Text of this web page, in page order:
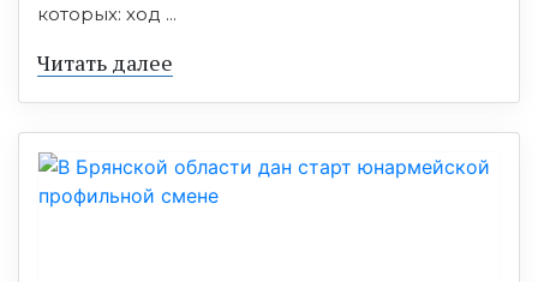
которых: ход ...
Читать далее